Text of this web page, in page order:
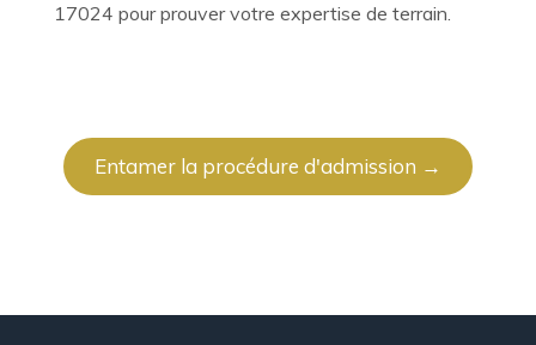
17024 pour prouver votre expertise de terrain.
Entamer la procédure d'admission →